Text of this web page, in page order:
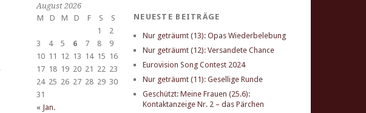
August 2026
M
D M D F S
S
1
2
3
4 5 6 7 8
9
10 11 12 13 14 15 16
17 18 19 20 21 22 23
24 25 26 27 28 29 30
31
« Jan.
NEUESTE BEITRÄGE
Nur geträumt (13): Opas Wiederbelebung
Nur geträumt (12): Versandete Chance
Eurovision Song Contest 2024
Nur geträumt (11): Gesellige Runde
Geschützt: Meine Frauen (25.6):
Kontaktanzeige Nr. 2 – das Pärchen